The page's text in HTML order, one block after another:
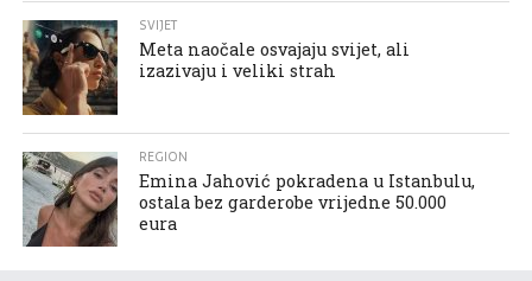
SVIJET
Meta naočale osvajaju svijet, ali
izazivaju i veliki strah
REGION
Emina Jahović pokradena u Istanbulu,
ostala bez garderobe vrijedne 50.000
eura